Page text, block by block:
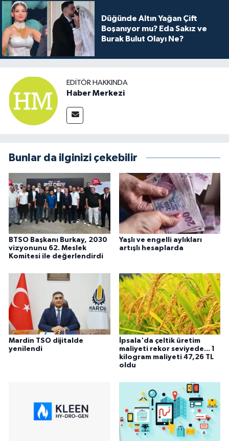
Düğünde Altın Yağan Çift
Boşanıyor mu? Eda Sakız ve
Burak Bulut Olayı Ne?
EDITÖR HAKKINDA
Haber Merkezi
Bunlar da ilginizi çekebilir
BTSO Başkanı Burkay, 2030
vizyonunu 62. Meslek
Komitesi ile değerlendirdi
Yaşlı ve engelli aylıkları
artışlı hesaplarda
Mardin TSO dijitalde
yenilendi
İpsala'da çeltik üretim
maliyeti rekor seviyede... 1
kilogram maliyeti 47,26 TL
oldu